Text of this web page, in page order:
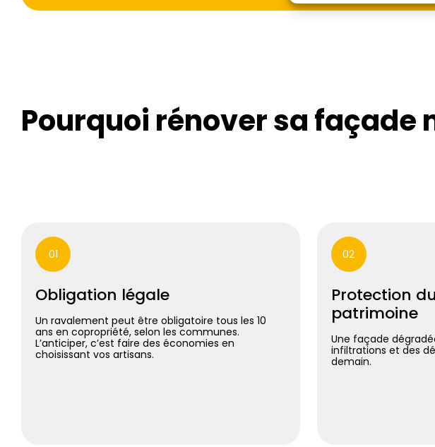
Pourquoi rénover sa façade
01
Obligation légale
Un ravalement peut être obligatoire tous les 10
ans en copropriété, selon les communes.
L’anticiper, c’est faire des économies en
choisissant vos artisans.
02
Protection du
patrimoine
Une façade
infiltrations et des
demain.